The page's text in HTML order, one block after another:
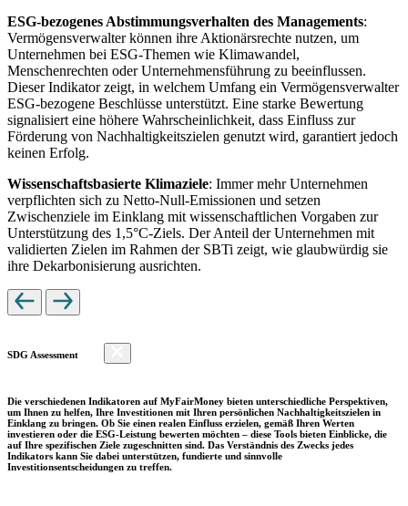
ESG-bezogenes Abstimmungsverhalten des Managements:
Vermögensverwalter können ihre Aktionärsrechte nutzen, um
Unternehmen bei ESG-Themen wie Klimawandel,
Menschenrechten oder Unternehmensführung zu beeinflussen.
Dieser Indikator zeigt, in welchem Umfang ein Vermögensverwalter
ESG-bezogene Beschlüsse unterstützt. Eine starke Bewertung
signalisiert eine höhere Wahrscheinlichkeit, dass Einfluss zur
Förderung von Nachhaltigkeitszielen genutzt wird, garantiert jedoch
keinen Erfolg.
Wissenschaftsbasierte Klimaziele: Immer mehr Unternehmen
verpflichten sich zu Netto-Null-Emissionen und setzen
Zwischenziele im Einklang mit wissenschaftlichen Vorgaben zur
Unterstützung des 1,5°C-Ziels. Der Anteil der Unternehmen mit
validierten Zielen im Rahmen der SBTi zeigt, wie glaubwürdig sie
ihre Dekarbonisierung ausrichten.
SDG Assessment
Die verschiedenen Indikatoren auf MyFairMoney bieten unterschiedliche Perspektiven,
um Ihnen zu helfen, Ihre Investitionen mit Ihren persönlichen Nachhaltigkeitszielen in
Einklang zu bringen. Ob Sie einen realen Einfluss erzielen, gemäß Ihren Werten
investieren oder die ESG-Leistung bewerten möchten – diese Tools bieten Einblicke, die
auf Ihre spezifischen Ziele zugeschnitten sind. Das Verständnis des Zwecks jedes
Indikators kann Sie dabei unterstützen, fundierte und sinnvolle
Investitionsentscheidungen zu treffen.